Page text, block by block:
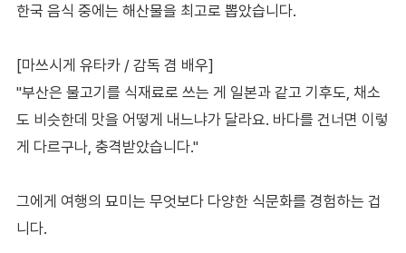
한국 음식 중에는 해산물을 최고로 뽑았습니다.
[마쓰시게 유타카 / 감독 겸 배우]
"부산은 물고기를 식재료로 쓰는 게 일본과 같고 기후도, 채소
도 비슷한데 맛을 어떻게 내느냐가 달라요. 바다를 건너면 이렇
게 다르구나, 충격받았습니다."
그에게 여행의 묘미는 무엇보다 다양한 식문화를 경험하는 겁
니다.